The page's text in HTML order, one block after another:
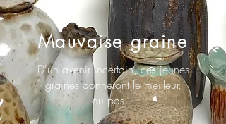
Mauvaise graine
D'un avenir incertain, ces jeunes
graines donneront le meilleur,
ou pas...